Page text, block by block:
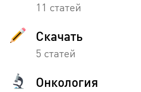
11 статей
Скачать
5 статей
Онкология